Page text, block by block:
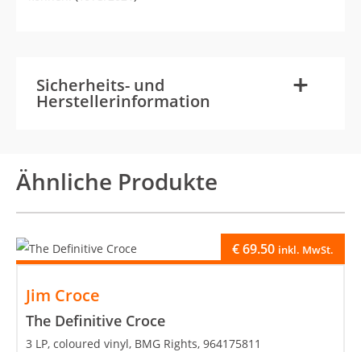
Sicherheits- und
Herstellerinformation +
-
Ähnliche Produkte
Jim Croce
The Definitive Croce
€69.50 inkl. MwSt.
3 LP, coloured vinyl, BMG Rights, 964175811